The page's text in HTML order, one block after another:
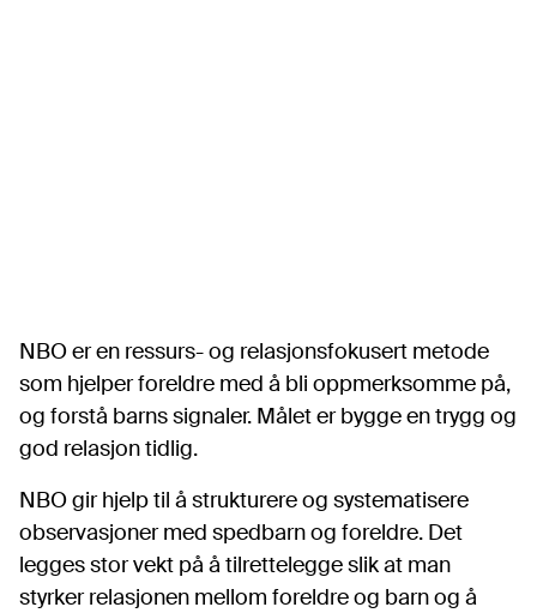
NBO er en ressurs- og relasjonsfokusert metode
som hjelper foreldre med å bli oppmerksomme på,
og forstå barns signaler. Målet er bygge en trygg og
god relasjon tidlig.
NBO gir hjelp til å strukturere og systematisere
observasjoner med spedbarn og foreldre. Det
legges stor vekt på å tilrettelegge slik at man
styrker relasjonen mellom foreldre og barn og å